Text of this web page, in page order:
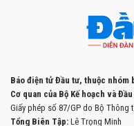
Báo điện tử Đầu tư, thuộc nhóm
Cơ quan của Bộ Kế hoạch và
Giấy phép số 87/GP do Bộ Thông
Tổng Biên Tập: Lê Trọng Minh